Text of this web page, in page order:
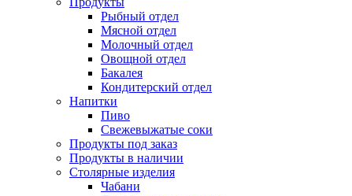
Рыбный отдел
Мясной отдел
Молочный отдел
Овощной отдел
Бакалея
Кондитерский отдел
Напитки
Пиво
Cвежевыжатые соки
Продукты под заказ
Продукты в наличии
Столярные изделия
Чабани